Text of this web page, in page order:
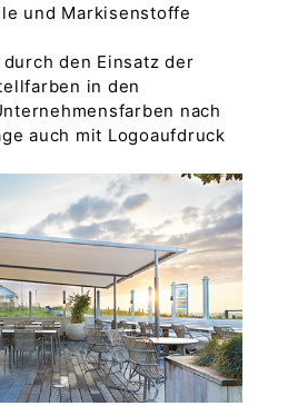
und Markisenstoffe
den Einsatz der
in den
nach
auch mit Logoaufdruck